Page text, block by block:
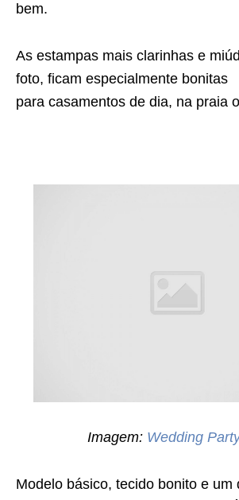
bem.
As estampas mais clarinhas e
foto, ficam especialmente bonitas
para casamentos de dia, na praia
Imagem: Wedding
Modelo básico, tecido bonito e um